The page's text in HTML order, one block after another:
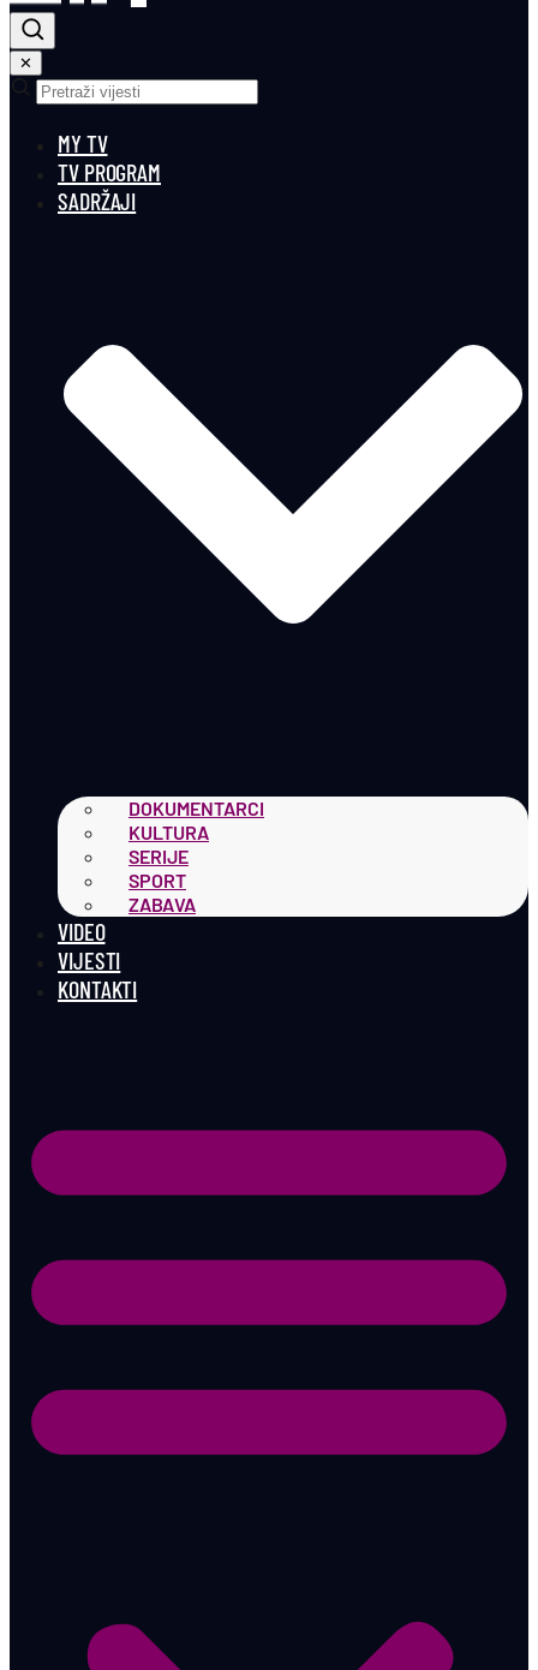
✕
MY TV
TV PROGRAM
SADRŽAJI
DOKUMENTARCI
KULTURA
SERIJE
SPORT
ZABAVA
VIDEO
VIJESTI
KONTAKTI